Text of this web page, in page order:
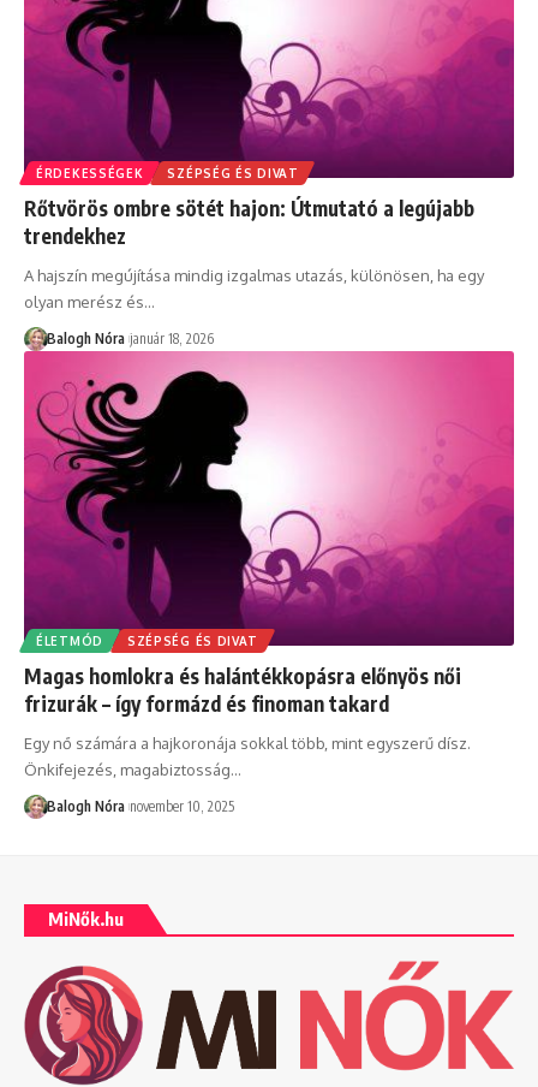
ÉRDEKESSÉGEK SZÉPSÉG ÉS DIVAT
Rőtvörös ombre sötét hajon: Útmutató a legújabb
trendekhez
A hajszín megújítása mindig izgalmas utazás, különösen, ha egy
olyan merész és…
Balogh Nóra január 18, 2026
ÉLETMÓD SZÉPSÉG ÉS DIVAT
Magas homlokra és halántékkopásra előnyös női
frizurák – így formázd és finoman takard
Egy nő számára a hajkoronája sokkal több, mint egyszerű dísz.
Önkifejezés, magabiztosság…
Balogh Nóra november 10, 2025
MiNők.hu